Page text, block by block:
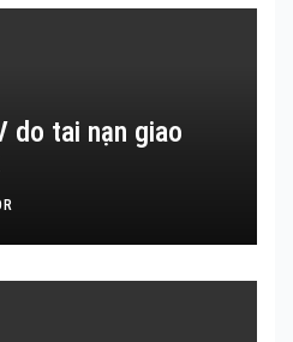
do tai nạn giao